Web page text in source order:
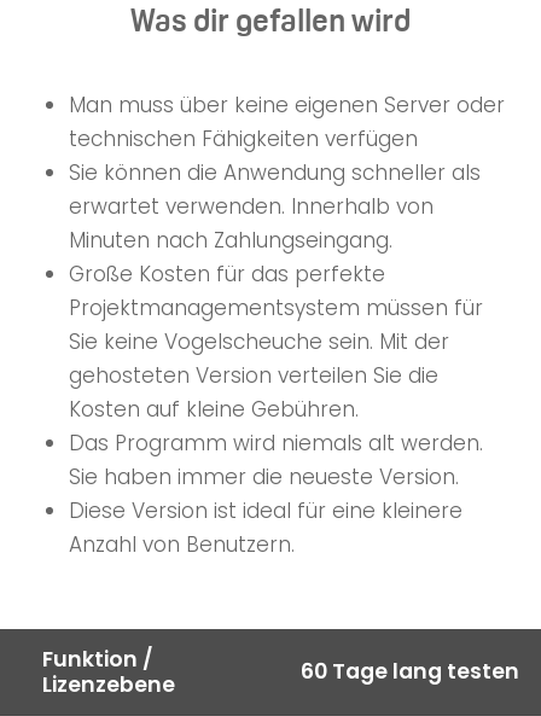
Was dir gefallen wird
Man muss über keine eigenen Server oder
technischen Fähigkeiten verfügen
Sie können die Anwendung schneller als
erwartet verwenden. Innerhalb von
Minuten nach Zahlungseingang.
Große Kosten für das perfekte
Projektmanagementsystem müssen für
Sie keine Vogelscheuche sein. Mit der
gehosteten Version verteilen Sie die
Kosten auf kleine Gebühren.
Das Programm wird niemals alt werden.
Sie haben immer die neueste Version.
Diese Version ist ideal für eine kleinere
Anzahl von Benutzern.
Funktion /
Lizenzebene
60 Tage lang testen